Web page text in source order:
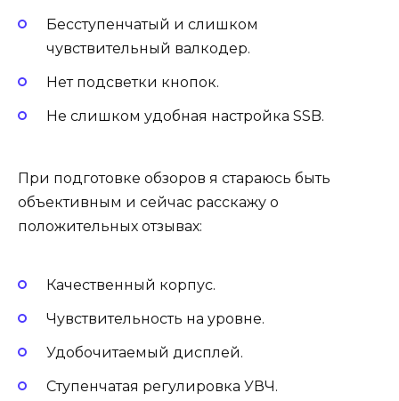
Бесступенчатый и слишком
чувствительный валкодер.
Нет подсветки кнопок.
Не слишком удобная настройка SSB.
При подготовке обзоров я стараюсь быть
объективным и сейчас расскажу о
положительных отзывах:
Качественный корпус.
Чувствительность на уровне.
Удобочитаемый дисплей.
Ступенчатая регулировка УВЧ.